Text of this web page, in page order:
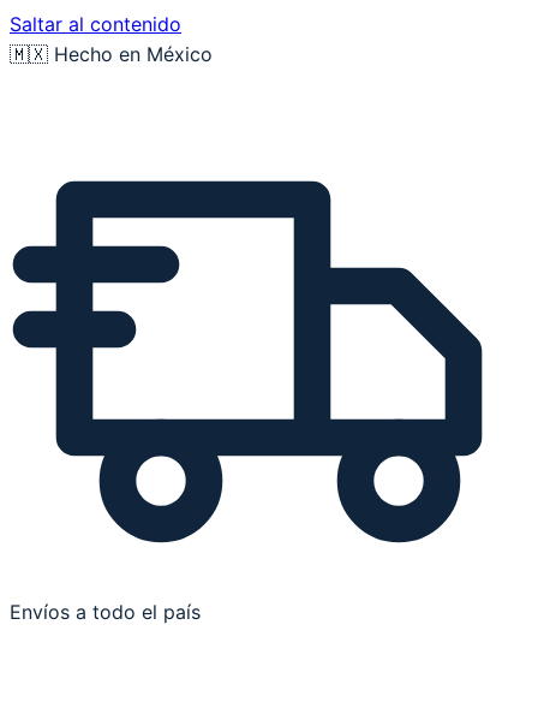
Saltar al contenido
🇲🇽 Hecho en México
Envíos a todo el país